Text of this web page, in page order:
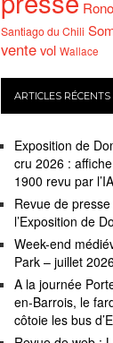
Santiago du Chili
ventevol Wallace
ARTICLES RÉCENTS
Exposition de
cru 2026 :
1900 revu par l’IA
Revue de
l’Exposition de
Week-end
Park – juillet
A la journée
en-Barrois, le
côtoie les bus